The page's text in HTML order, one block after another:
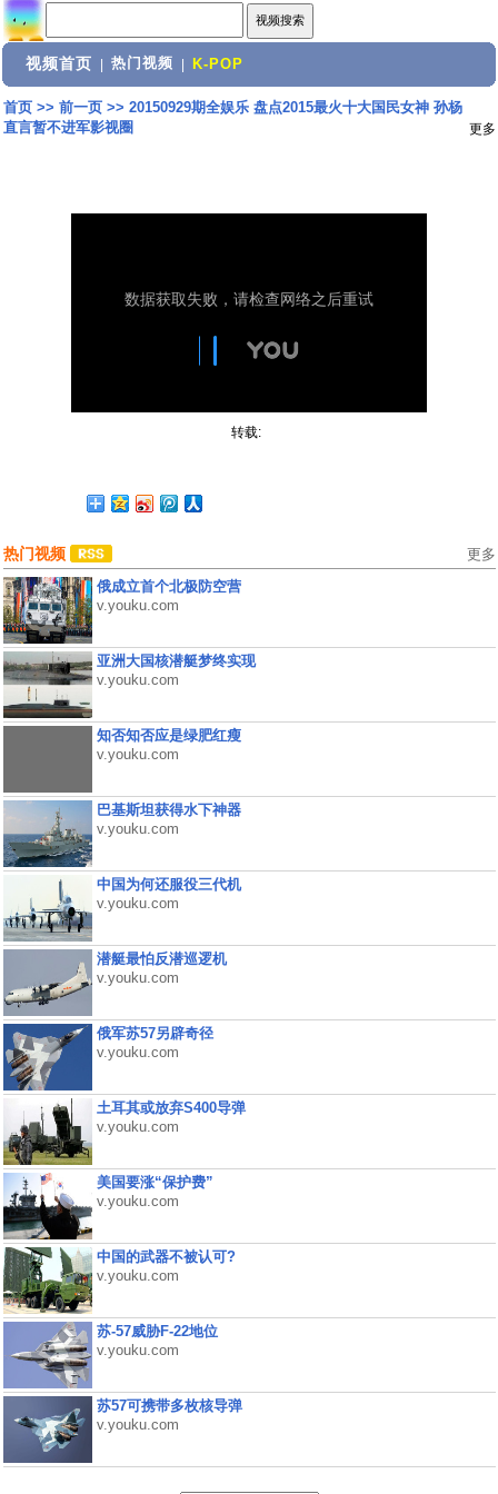
视频首页 热门视频 K-POP
首页>> 前一页>> 20150929期全娱乐 盘点2015最火十大国民女神 孙杨
直言暂不进军影视圈
更多
转载:
热门视频 更多
俄成立首个北极防空营
v.youku.com
亚洲大国核潜艇梦终实现
v.youku.com
知否知否应是绿肥红瘦
v.youku.com
巴基斯坦获得水下神器
v.youku.com
中国为何还服役三代机
v.youku.com
潜艇最怕反潜巡逻机
v.youku.com
俄军苏57另辟奇径
v.youku.com
土耳其或放弃S400导弹
v.youku.com
美国要涨“保护费”
v.youku.com
中国的武器不被认可?
v.youku.com
苏-57威胁F-22地位
v.youku.com
苏57可携带多枚核导弹
v.youku.com